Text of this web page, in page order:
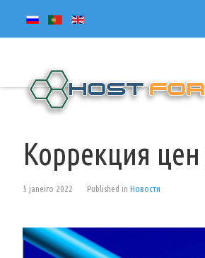
Коррекция
5 janeiro 2022 Published in Новости